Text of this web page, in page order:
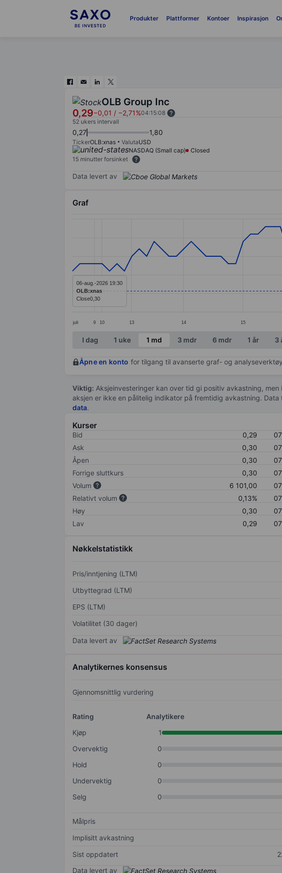
Produkter Plattformer Kontoer Inspirasjon
OLB Group Inc
0,29−0,01 / −2,71%04:15:08
52 ukers intervall
0,27 1,80
TickerOLB:xnas ValutaUSD
NASDAQ (Small cap)
Closed
15 minutter forsinket
Data levert av
Graf
Line chart with 68 data points.
The chart has 1 X axis displaying categories.
The chart has 1 Y axis displaying values. Data ranges
juli 9 10 13 14 15
06-aug.-2026 19:30
OLB:xnas
Close0,30
End of interactive chart.
I dag 1 uke 1 md 3 mdr 6 mdr 1 år 3
Åpne en konto for tilgang til avanserte graf- og
Viktig: Aksjeinvesteringer kan over tid gi positiv avkastning,
aksjen er ikke en pålitelig indikator på fremtidig avkastning.
data.
Kurser
Bid 0,29
Ask
0,30
Åpen
0,30
Forrige sluttkurs
0,30
Volum
6 101,00
Relativt volum
0,13%
Høy
0,30
Lav
0,29
Nøkkelstatistikk
Pris/inntjening (LTM)
Utbyttegrad (LTM)
EPS (LTM)
Volatilitet (30 dager)
Data levert av
Analytikernes konsensus
Gjennomsnittlig vurdering
Rating
Analytikere
Kjøp
1
Overvektig
0
Hold
0
Undervektig
0
Selg
0
Målpris
Implisitt avkastning
Sist oppdatert
Data levert av